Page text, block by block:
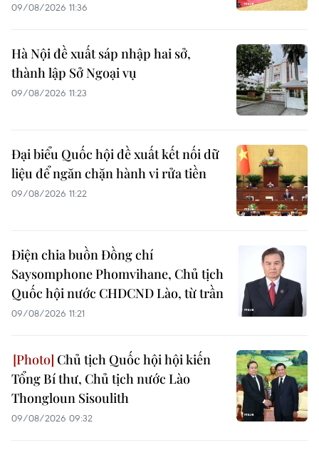
09/08/2026 11:36
Hà Nội đề xuất sáp nhập hai sở,
thành lập Sở Ngoại vụ
09/08/2026 11:23
Đại biểu Quốc hội đề xuất kết nối dữ
liệu để ngăn chặn hành vi rửa tiền
09/08/2026 11:22
Điện chia buồn Đồng chí
Saysomphone Phomvihane, Chủ tịch
Quốc hội nước CHDCND Lào, từ trần
09/08/2026 11:21
Chủ tịch Quốc hội hội kiến
Tổng Bí thư, Chủ tịch nước Lào
Thongloun Sisoulith
09/08/2026 09:32